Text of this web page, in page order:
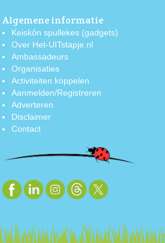
Algemene informatie
Keiskôn spullekes (gadgets)
Over Het-UITstapje.nl
Ambassadeurs
Organisaties
Activiteiten koppelen
Aanmelden/Registreren
Adverteren
Disclaimer
Contact